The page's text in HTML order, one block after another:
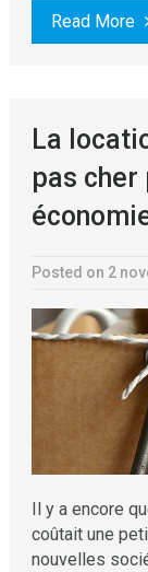
Read More
La
pas
Posted on 2
Il y a encore
coûtait une
nouvelles